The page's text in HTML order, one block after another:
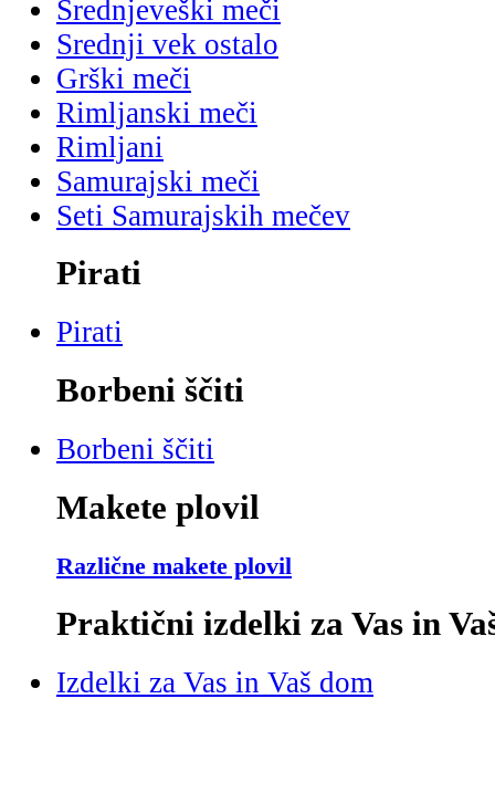
Srednjeveški meči
Srednji vek ostalo
Grški meči
Rimljanski meči
Rimljani
Samurajski meči
Seti Samurajskih mečev
Pirati
Pirati
Borbeni ščiti
Borbeni ščiti
Makete plovil
Različne makete plovil
Praktični izdelki za Vas in
Izdelki za Vas in Vaš dom